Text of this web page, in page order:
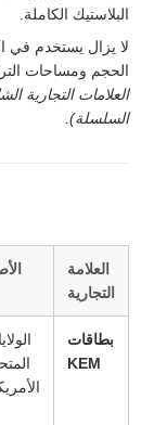
البلاستيك الكاملة.
لا يزال يستخدم في
الحجم ومساحات
العلامات التجارية
السلسلة).
العلامة
التجارية
بطاقات
KEM